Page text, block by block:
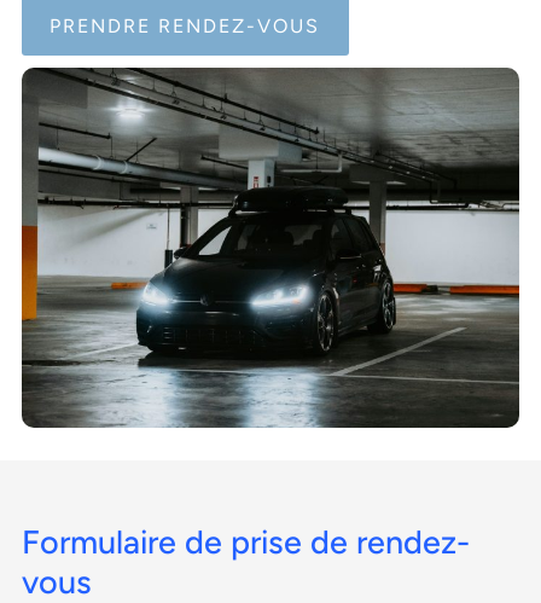
PRENDRE RENDEZ-VOUS
Formulaire de prise de rendez-
vous